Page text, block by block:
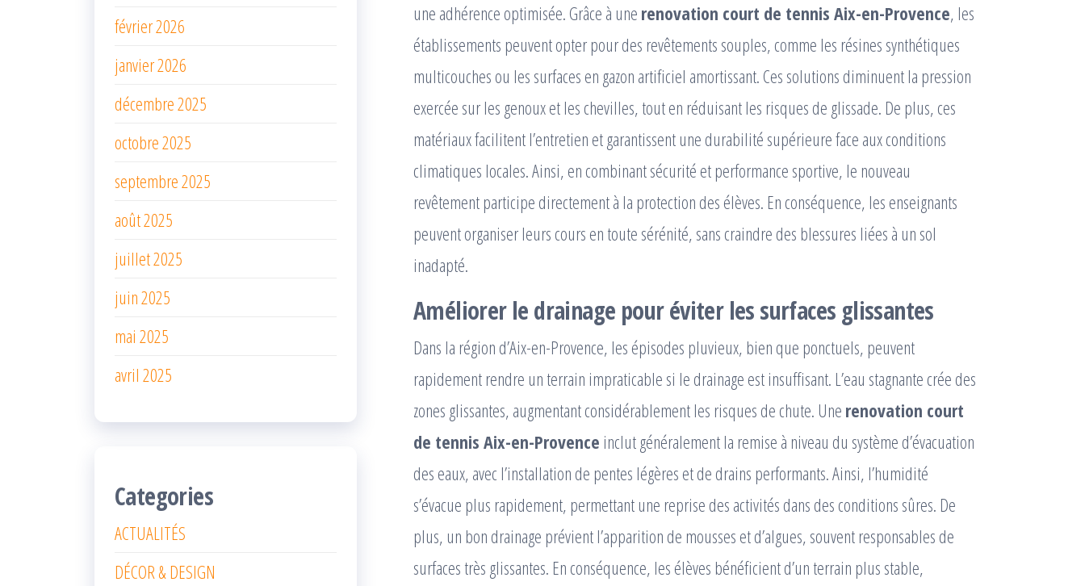
une adhérence optimisée. Grâce à une renovation court de tennis Aix-en-Provence, les
établissements peuvent opter pour des revêtements souples, comme les résines synthétiques
multicouches ou les surfaces en gazon artificiel amortissant. Ces solutions diminuent la pression
exercée sur les genoux et les chevilles, tout en réduisant les risques de glissade. De plus, ces
matériaux facilitent l’entretien et garantissent une durabilité supérieure face aux conditions
climatiques locales. Ainsi, en combinant sécurité et performance sportive, le nouveau
revêtement participe directement à la protection des élèves. En conséquence, les enseignants
peuvent organiser leurs cours en toute sérénité, sans craindre des blessures liées à un sol
inadapté.
Améliorer le drainage pour éviter les surfaces glissantes
Dans la région d’Aix-en-Provence, les épisodes pluvieux, bien que ponctuels, peuvent
rapidement rendre un terrain impraticable si le drainage est insuffisant. L’eau stagnante crée des
zones glissantes, augmentant considérablement les risques de chute. Une renovation court
de tennis Aix-en-Provence inclut généralement la remise à niveau du système d’évacuation
des eaux, avec l’installation de pentes légères et de drains performants. Ainsi, l’humidité
s’évacue plus rapidement, permettant une reprise des activités dans des conditions sûres. De
plus, un bon drainage prévient l’apparition de mousses et d’algues, souvent responsables de
surfaces très glissantes. En conséquence, les élèves bénéficient d’un terrain plus stable,
février 2026
janvier 2026
décembre 2025
octobre 2025
septembre 2025
août 2025
juillet 2025
juin 2025
mai 2025
avril 2025
Categories
ACTUALITÉS
DÉCOR & DESIGN